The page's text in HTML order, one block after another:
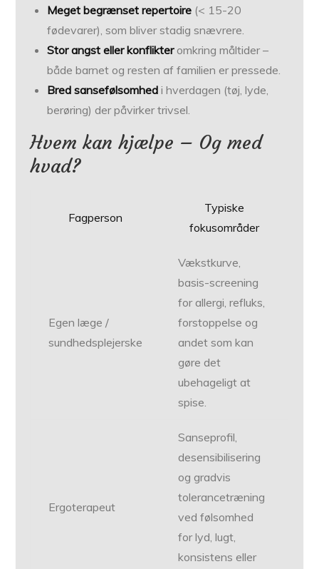
Meget begrænset repertoire (< 15-20
fødevarer), som bliver stadig snævrere.
Stor angst eller konflikteromkring måltider –
både barnet og resten af familien er pressede.
Bred sansefølsomhed i hverdagen (tøj, lyde,
berøring) der påvirker trivsel.
Hvem kan hjælpe – Og med
hvad?
Fagperson
Typiske
fokusområder
Egen læge /
sundhedsplejerske
Vækstkurve,
basis-screening
for allergi, refluks,
forstoppelse og
andet som kan
gøre det
ubehageligt at
spise.
Ergoterapeut
Sanseprofil,
desensibilisering
og gradvis
tolerancetræning
ved følsomhed
for lyd, lugt,
konsistens eller